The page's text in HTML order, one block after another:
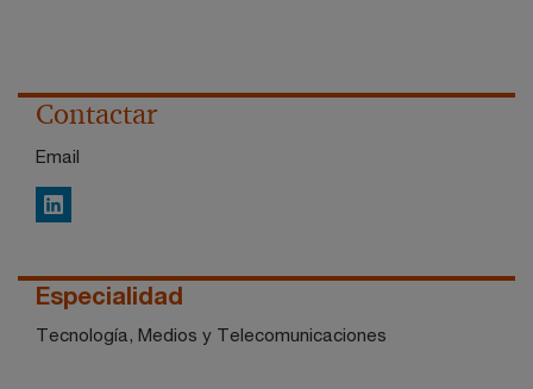
Contactar
Email
LinkedIn
Especialidad
Tecnología, Medios y Telecomunicaciones